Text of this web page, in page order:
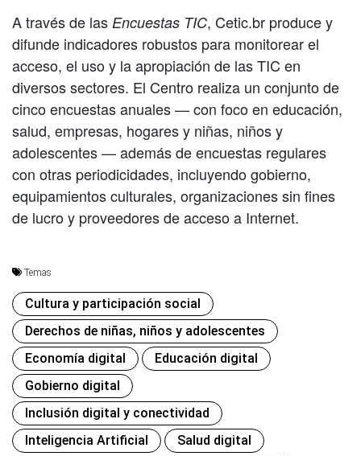
A través de las Encuestas TIC, Cetic.br produce y
difunde indicadores robustos para monitorear el
acceso, el uso y la apropiación de las TIC en
diversos sectores. El Centro realiza un conjunto de
cinco encuestas anuales — con foco en educación,
salud, empresas, hogares y niñas, niños y
adolescentes — además de encuestas regulares
con otras periodicidades, incluyendo gobierno,
equipamientos culturales, organizaciones sin fines
de lucro y proveedores de acceso a Internet.
Temas
Cultura y participación social
Derechos de niñas, niños y adolescentes
Economía digital
Educación digital
Gobierno digital
Inclusión digital y conectividad
Inteligencia Artificial
Salud digital